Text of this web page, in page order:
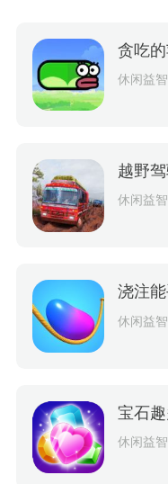
贪吃
休闲益智
越野
休闲益智
浇注
休闲益智
宝石
休闲益智